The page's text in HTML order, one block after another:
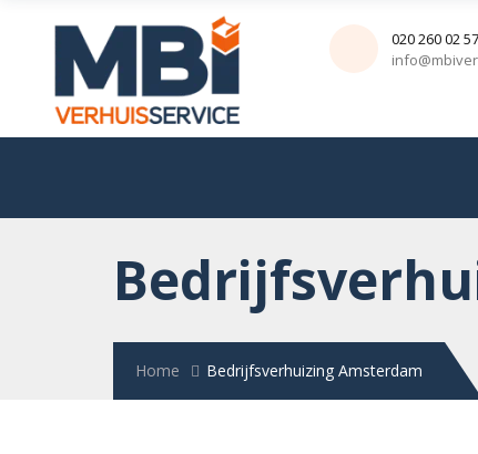
020 260 02 57
Home Bedrijfsverhuizing Amsterdam